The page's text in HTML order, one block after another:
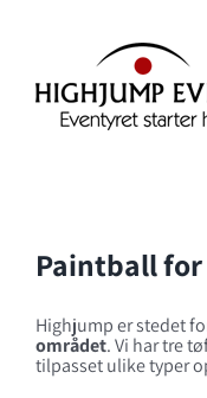
content
AT
Lasertag
Paintball
Paintball
Highjump er stedet
området. Vi har tre
tilpasset ulike typer